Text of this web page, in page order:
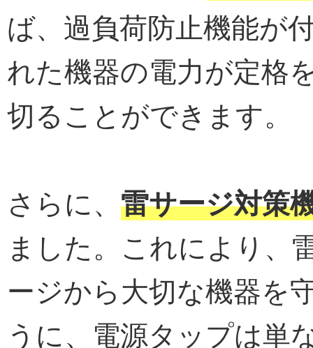
ば、過負荷防止機能が
れた機器の電力が定格
切ることができます。
さらに、 雷サージ対策
ました。これにより、
ージから大切な機器を
うに、電源タップは単